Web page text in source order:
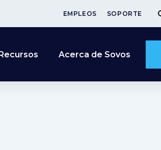
EMPLEOS SOPORTE
Acerca de Sovos